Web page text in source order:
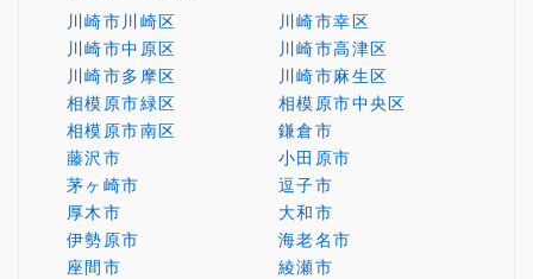
川崎市川崎区
川崎市幸区
川崎市中原区
川崎市高津区
川崎市多摩区
川崎市麻生区
相模原市緑区
相模原市中央区
相模原市南区
鎌倉市
藤沢市
小田原市
茅ヶ崎市
逗子市
厚木市
大和市
伊勢原市
海老名市
座間市
綾瀬市